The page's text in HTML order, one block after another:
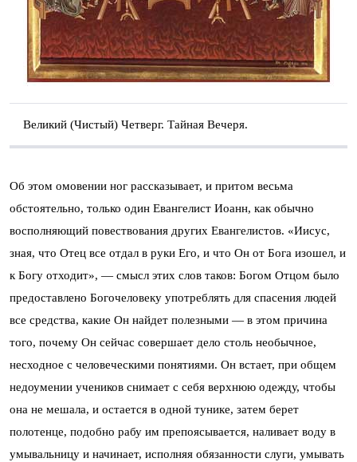
Великий (Чистый) Четверг. Тайная Вечеря.
Об этом омовении ног рассказывает, и притом весьма
обстоятельно, только один Евангелист Иоанн, как обычно
восполняющий повествования других Евангелистов. «Иисус,
зная, что Отец все отдал в руки Его, и что Он от Бога изошел, и
к Богу отходит», — смысл этих слов таков: Богом Отцом было
предоставлено Богочеловеку употреблять для спасения людей
все средства, какие Он найдет полезными — в этом причина
того, почему Он сейчас совершает дело столь необычное,
несходное с человеческими понятиями. Он встает, при общем
недоумении учеников снимает с себя верхнюю одежду, чтобы
она не мешала, и остается в одной тунике, затем берет
полотенце, подобно рабу им препоясывается, наливает воду в
умывальницу и начинает, исполняя обязанности слуги, умывать